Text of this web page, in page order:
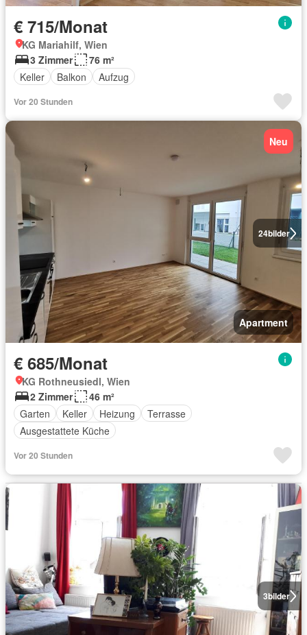
€ 715/Monat
KG Mariahilf, Wien
3 Zimmer
76 m²
Keller
Balkon Aufzug
Vor 20 Stunden
24bilder
Neu
Apartment
€ 685/Monat
KG Rothneusiedl, Wien
2 Zimmer
46 m²
Garten
Keller Heizung
Terrasse
Ausgestattete Küche
Vor 20 Stunden
3bilder